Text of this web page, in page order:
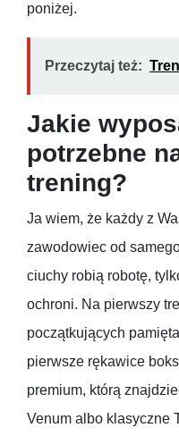
poniżej.
Przeczytaj też:
Jakie
potrzebne
trening?
Ja wiem, że każdy z
zawodowiec od
ciuchy robią robotę,
ochroni. Na pierwszy
początkujących
pierwsze rękawice
premium, którą
Venum albo klasyczne